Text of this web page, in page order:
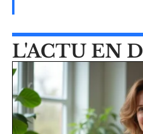
L'ACTU EN